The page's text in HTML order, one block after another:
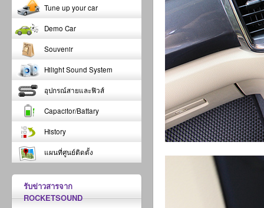
Tune up your car
Demo Car
Souvenir
Hilight Sound System
อุปกรณ์สายและฟิวส์
Capacitor/Battary
History
แผนที่ศูนย์ติดตั้ง
รับข่าวสารจาก
ROCKETSOUND